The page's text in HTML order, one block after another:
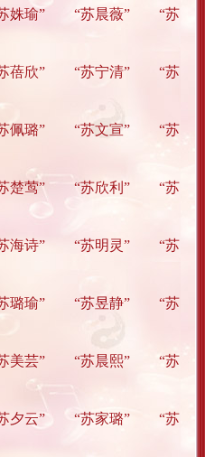
姝瑜” “苏晨薇” “苏
蓓欣” “苏宁清” “苏
佩璐” “苏文宣” “苏
楚莺” “苏欣利” “苏
海诗” “苏明灵” “苏
璐瑜” “苏昱静” “苏
美芸” “苏晨熙” “苏
夕云” “苏家璐” “苏